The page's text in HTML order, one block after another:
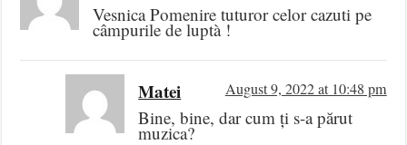
Vesnica Pomenire tuturor celor cazuti pe
câmpurile de luptà !
Matei August 9, 2022 at 10:48 pm
Bine, bine, dar cum ți s-a părut
muzica?